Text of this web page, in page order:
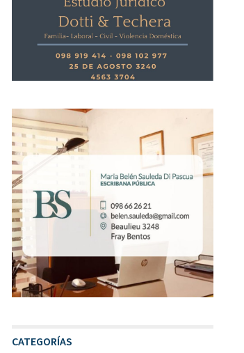
CATEGORÍAS